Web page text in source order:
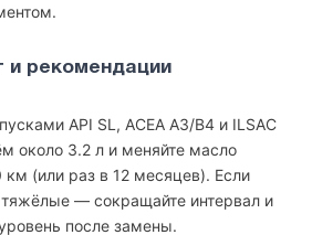
и рекомендации
API SL, ACEA A3/B4 и ILSAC
около 3.2 л и меняйте масло
(или раз в 12 месяцев). Если
тяжёлые — сокращайте интервал и
после замены.